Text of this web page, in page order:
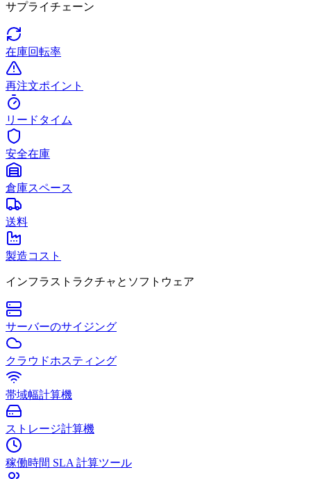
サプライチェーン
在庫回転率
再注文ポイント
リードタイム
安全在庫
倉庫スペース
送料
製造コスト
インフラストラクチャとソフトウェア
サーバーのサイジング
クラウドホスティング
帯域幅計算機
ストレージ計算機
稼働時間 SLA 計算ツール